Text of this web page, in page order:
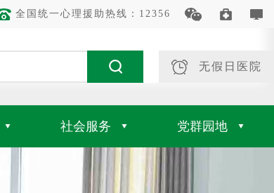
全国统一心理援助热线：12356
无假日医院
社会服务 党群园地